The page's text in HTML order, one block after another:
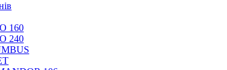
160
240